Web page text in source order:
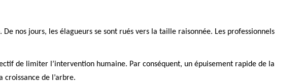
nos jours, les élagueurs se sont rués vers la taille raisonnée. Les professionnels
de limiter l’intervention humaine. Par conséquent, un épuisement rapide de la
de l’arbre.